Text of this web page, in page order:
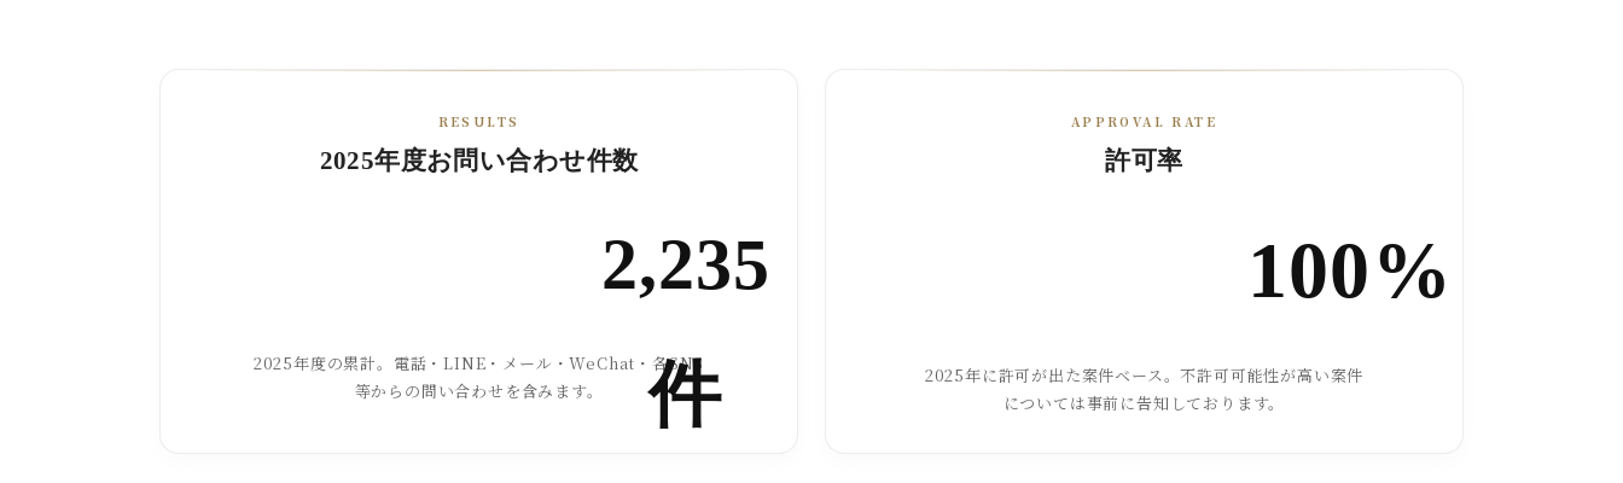
RESULTS
2025年度お問い合わせ件数
2,235
件
2025年度の累計。電話・LINE・メール・WeChat・各SNS
等からの問い合わせを含みます。
APPROVAL RATE
許可率
100%
2025年に許可が出た案件ベース。不許可可能性が高い案件
については事前に告知しております。